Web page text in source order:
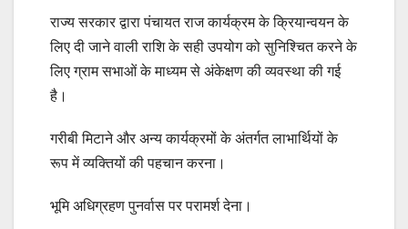
राज्य सरकार द्वारा पंचायत राज कार्यक्रम के क्रियान्वयन के
लिए दी जाने वाली राशि के सही उपयोग को सुनिश्चित करने के
लिए ग्राम सभाओं के माध्यम से अंकेक्षण की व्यवस्था की गई
है।
गरीबी मिटाने और अन्य कार्यक्रमों के अंतर्गत लाभार्थियों के
रूप में व्यक्तियों की पहचान करना।
भूमि अधिग्रहण पुनर्वास पर परामर्श देना।